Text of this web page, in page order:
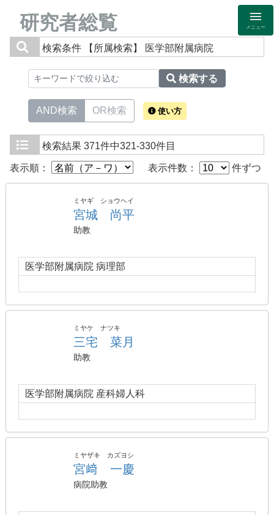
研究者総覧 メニュー
検索条件 【所属検索】 医学部附属病院
検索する
AND検索 OR検索 使い方
検索結果 371件中321-330件目
表示順： 表示件数： 件ずつ
ミヤギ ショウヘイ
宮城 尚平
助教
医学部附属病院 病理部
ミヤケ ナツキ
三宅 菜月
助教
医学部附属病院 産科婦人科
ミヤザキ カズヨシ
宮﨑 一慶
病院助教